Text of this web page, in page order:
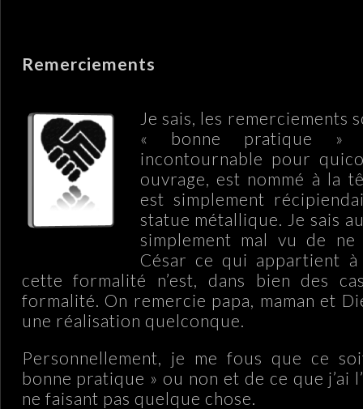
Remerciements
Je sais, les remerciements
« bonne pratique »
incontournable pour
ouvrage, est nommé à la
est simplement
statue métallique. Je sais
simplement mal vu de
César ce qui appartient
cette formalité n’est, dans bien des
formalité. On remercie papa, maman et
une réalisation quelconque.
Personnellement, je me fous que ce
bonne pratique » ou non et de ce que j’ai
ne faisant pas quelque chose.